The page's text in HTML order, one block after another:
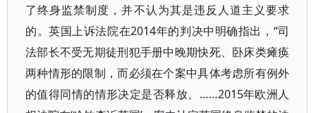
了终身监禁制度，并不认为其是违反人道主义要求
的。英国上诉法院在2014年的判决中明确指出，“司
法部长不受无期徒刑犯手册中晚期快死、卧床类瘫痪
两种情形的限制，而必须在个案中具体考虑所有例外
的值得同情的情形决定是否释放。……2015年欧洲人